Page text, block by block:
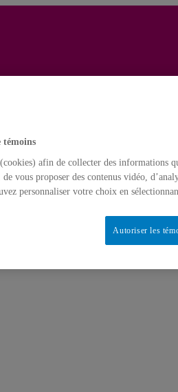
Relations » : Le magazine
témoins
afin de collecter des informations
vous proposer des contenus vidéo,
personnaliser votre choix en
Autoriser les